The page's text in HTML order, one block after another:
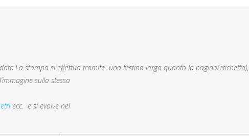
stampa si effettua tramite una testina larga quanto la pagina(etichetta),
sulla stessa
ecc. e si evolve nel